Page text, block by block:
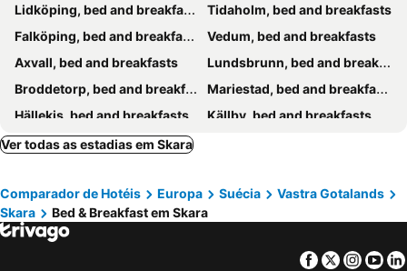
Lidköping, bed and breakfasts
Tidaholm, bed and breakfasts
Falköping, bed and breakfasts
Vedum, bed and breakfasts
Axvall, bed and breakfasts
Lundsbrunn, bed and breakfasts
Broddetorp, bed and breakfasts
Mariestad, bed and breakfasts
Hällekis, bed and breakfasts
Källby, bed and breakfasts
Varnhem, bed and breakfasts
Ver todas as estadias em Skara
Comparador de Hotéis Europa Suécia
Vastra Gotalands
Skara
Bed & Breakfast em Skara
Facebook
Twitter